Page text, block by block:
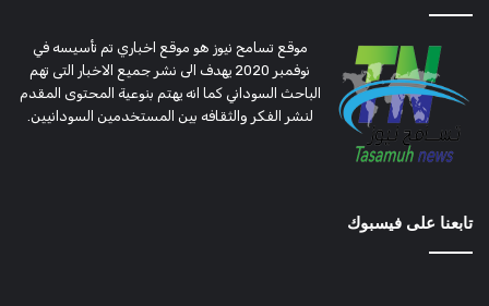
موقع تسامح نيوز هو موقع اخباري تم تأسيسه في
نوفمبر 2020 يهدف الى نشر جميع الاخبار التى تهم
الباحث السوداني كما انه يهتم بنوعية المحتوى المقدم
لنشر الفكر والثقافه بين المستخدمين السودانيين.
تابعنا على فيسبوك